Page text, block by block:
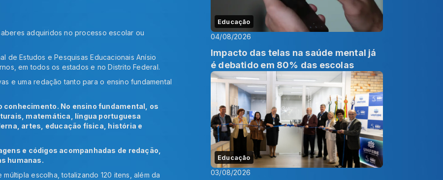
adquiridos no processo escolar ou
de Estudos e Pesquisas Educacionais Anísio
em todos os estados e no Distrito Federal.
e uma redação tanto para o ensino fundamental
conhecimento. No ensino fundamental, os
matemática, língua portuguesa
artes, educação física, história e
e códigos acompanhadas de redação,
humanas.
escolha, totalizando 120 itens, além da
Educação
04/08/2026
Impacto das telas na saúde mental já
é debatido em 80% das escolas
Educação
03/08/2026